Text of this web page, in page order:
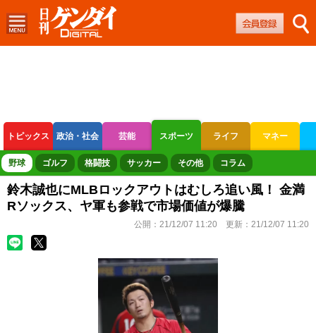
トピックス 政治・社会 芸能 スポーツ ライフ マネー
ボートレース 競輪 オートレース
野球 ゴルフ 格闘技 サッカー その他 コラム
鈴木誠也にMLBロックアウトはむしろ追い風！ 金満
Rソックス、ヤ軍も参戦で市場価値が爆騰
公開： 21/12/07 11:20 更新： 21/12/07 11:20